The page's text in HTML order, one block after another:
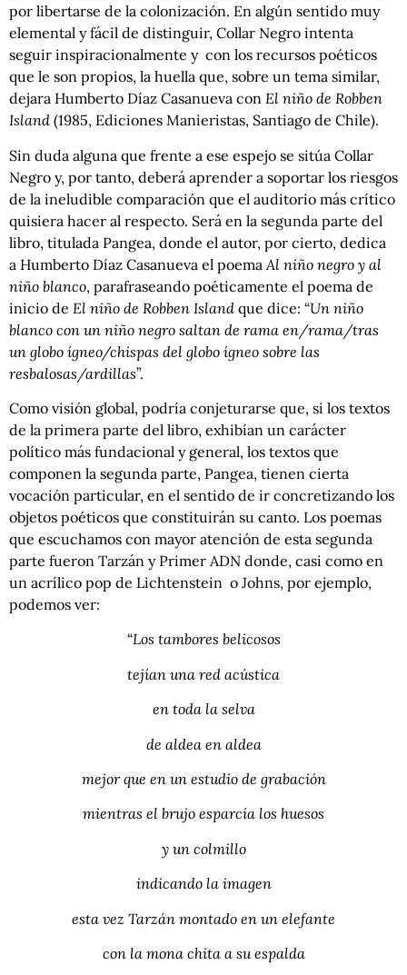
por libertarse de la colonización. En algún sentido muy
elemental y fácil de distinguir, Collar Negro intenta
seguir inspiracionalmente y con los recursos poéticos
que le son propios, la huella que, sobre un tema similar,
dejara Humberto Díaz Casanueva con El niño de Robben
Island (1985, Ediciones Manieristas, Santiago de Chile).
Sin duda alguna que frente a ese espejo se sitúa Collar
Negro y, por tanto, deberá aprender a soportar los riesgos
de la ineludible comparación que el auditorio más crítico
quisiera hacer al respecto. Será en la segunda parte del
libro, titulada Pangea, donde el autor, por cierto, dedica
a Humberto Díaz Casanueva el poema Al niño negro y al
niño blanco, parafraseando poéticamente el poema de
inicio de El niño de Robben Island que dice: “Un niño
blanco con un niño negro saltan de rama en/rama/tras
un globo ígneo/chispas del globo ígneo sobre las
resbalosas/ardillas”.
Como visión global, podría conjeturarse que, si los textos
de la primera parte del libro, exhibían un carácter
político más fundacional y general, los textos que
componen la segunda parte, Pangea, tienen cierta
vocación particular, en el sentido de ir concretizando los
objetos poéticos que constituirán su canto. Los poemas
que escuchamos con mayor atención de esta segunda
parte fueron Tarzán y Primer ADN donde, casi como en
un acrílico pop de Lichtenstein o Johns, por ejemplo,
podemos ver:
“Los tambores belicosos
tejían una red acústica
en toda la selva
de aldea en aldea
mejor que en un estudio de grabación
mientras el brujo esparcía los huesos
y un colmillo
indicando la imagen
esta vez Tarzán montado en un elefante
con la mona chita a su espalda